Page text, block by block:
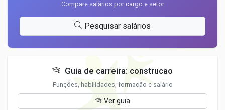
Compare salários por cargo e setor
Pesquisar salários
Guia de carreira: construcao
Funções, habilidades, formação e salário
Ver guia